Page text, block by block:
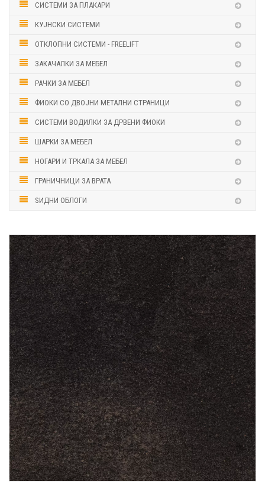
СИСТЕМИ ЗА ПЛАКАРИ
КУЈНСКИ СИСТЕМИ
ОТКЛОПНИ СИСТЕМИ - FREELIFT
ЗАКАЧАЛКИ ЗА МЕБЕЛ
РАЧКИ ЗА МЕБЕЛ
ФИОКИ СО ДВОЈНИ МЕТАЛНИ СТРАНИЦИ
СИСТЕМИ ВОДИЛКИ ЗА ДРВЕНИ ФИОКИ
ШАРКИ ЗА МЕБЕЛ
НОГАРИ И ТРКАЛА ЗА МЕБЕЛ
ГРАНИЧНИЦИ ЗА ВРАТА
ЅИДНИ ОБЛОГИ